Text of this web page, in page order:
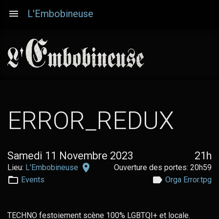
principal
L'Embobineuse
ERROR_REDUX
Samedi 11 Novembre 2023 21h
Lieu: L'Embobineuse
L'Embobineuse
Ouverture des portes: 20h59
Events
Orga Error.tpg
TECHNO festoiement scène 100% LGBTQI+ et locale.